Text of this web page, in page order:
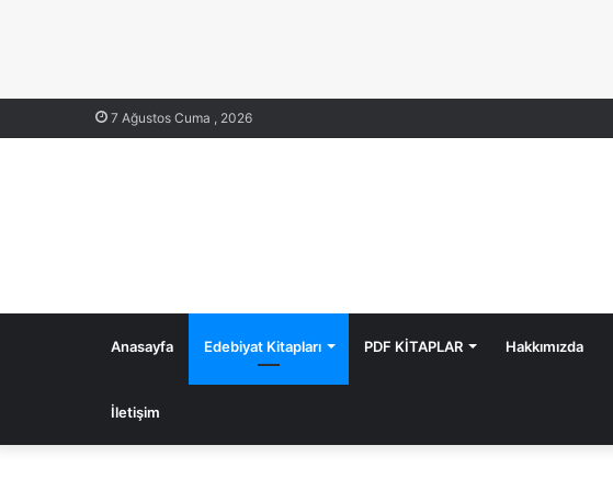
7 Ağustos Cuma , 2026
Anasayfa Edebiyat Kitapları PDF KİTAPLAR Hakkımızda
İletişim